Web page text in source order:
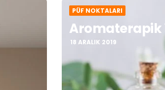
PÜF NOKTALARI
Aromaterapik
18 ARALIK 2019